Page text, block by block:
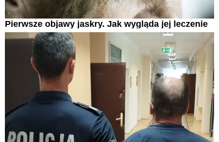
Pierwsze objawy jaskry. Jak wygląda jej leczenie